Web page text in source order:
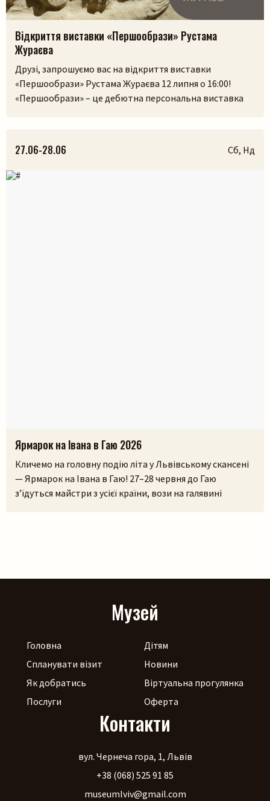
Відкриття виставки «Першообрази» Рустама
Жураєва
Друзі, запрошуємо вас на відкриття виставки
«Першообрази» Рустама Жураєва 12 липня о 16:00!
«Першообрази» – це дебютна персональна виставка
передати досвід і встановити зв’язок із сакральним.
Камінь, як матеріал, існував задовго до появи людини,
27.06-28.06 Сб, Нд
Ярмарок на Івана в Гаю 2026
Кличемо на головну подію літа у Львівському скансені
— Ярмарок на Івана в Гаю! 27–28 червня до Гаю
з’їдуться майстри з усієї країни, вози на галявині
Музей
Головна
Спланувати візит
Як добратись
Послуги
Дітям
Новини
Віртуальна прогулянка
Оферта
Контакти
вул. Чернеча гора, 1, Львів
+38 (068) 525 91 85
museumlviv@gmail.com